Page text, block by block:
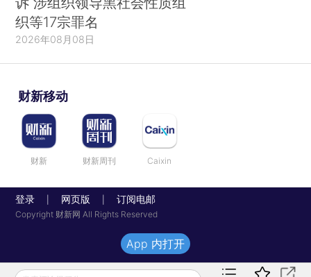
织等17宗罪名
2026年08月08日
财新移动
财新 财新周刊 Caixin
登录 网页版 订阅电邮
Copyright 财新网 All Rights Reserved
App 内打开